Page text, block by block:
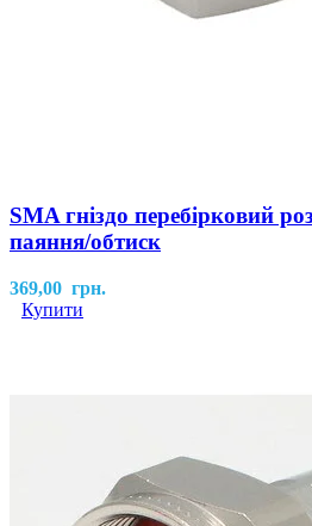
SMA гніздо перебірковий
паяння/обтиск
369,00 грн.
Купити